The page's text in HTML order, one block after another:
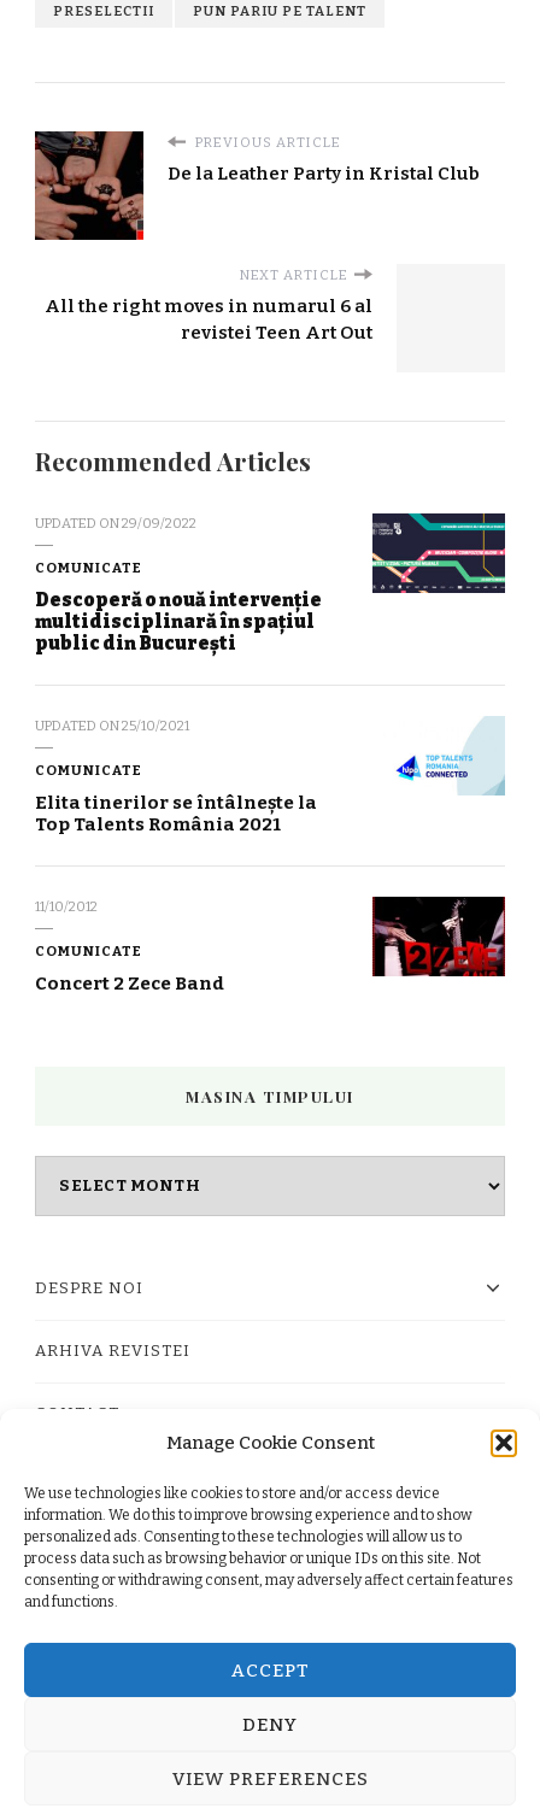
Manage Cookie Consent
We use technologies like cookies to store and/or access device
information. We do this to improve browsing experience and to show
personalized ads. Consenting to these technologies will allow us to
process data such as browsing behavior or unique IDs on this site. Not
consenting or withdrawing consent, may adversely affect certain features
and functions.
ACCEPT
DENY
VIEW PREFERENCES
PRESELECTII PUN PARIU PE TALENT
PREVIOUS ARTICLE
De la Leather Party in Kristal Club
NEXT ARTICLE
All the right moves in numarul 6 al
revistei Teen Art Out
Recommended Articles
UPDATED ON29/09/2022
COMUNICATE
Descoperă o nouă intervenție
multidisciplinară în spațiul
public din București
UPDATED ON25/10/2021
COMUNICATE
Elita tinerilor se întâlnește la
Top Talents România 2021
11/10/2012
COMUNICATE
Concert 2 Zece Band
MASINA TIMPULUI
DESPRE NOI
ARHIVA REVISTEI
CONTACT
PRIVACY POLICY
TERMS
| Developed ByBlossom Themes. Powered by